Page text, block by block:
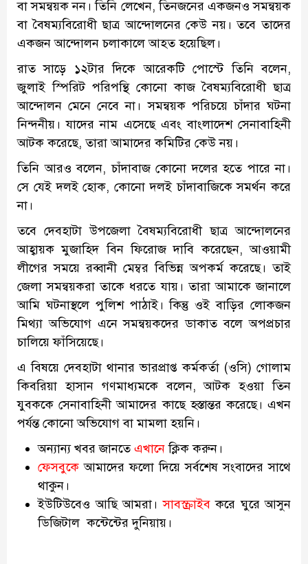
বা সমন্বয়ক নন। তিনি লেখেন, তিনজনের একজনও সমন্বয়ক
বা বৈষম্যবিরোধী ছাত্র আন্দোলনের কেউ নয়। তবে তাদের
একজন আন্দোলন চলাকালে আহত হয়েছিল।
রাত সাড়ে ১২টার দিকে আরেকটি পোস্টে তিনি বলেন,
জুলাই স্পিরিট পরিপন্থি কোনো কাজ বৈষম্যবিরোধী ছাত্র
আন্দোলন মেনে নেবে না। সমন্বয়ক পরিচয়ে চাঁদার ঘটনা
নিন্দনীয়। যাদের নাম এসেছে এবং বাংলাদেশ সেনাবাহিনী
আটক করেছে, তারা আমাদের কমিটির কেউ নয়।
তিনি আরও বলেন, চাঁদাবাজ কোনো দলের হতে পারে না।
সে যেই দলই হোক, কোনো দলই চাঁদাবাজিকে সমর্থন করে
না।
তবে দেবহাটা উপজেলা বৈষম্যবিরোধী ছাত্র আন্দোলনের
আহ্বায়ক মুজাহিদ বিন ফিরোজ দাবি করেছেন, আওয়ামী
লীগের সময়ে রব্বানী মেম্বর বিভিন্ন অপকর্ম করেছে। তাই
জেলা সমন্বয়করা তাকে ধরতে যায়। তারা আমাকে জানালে
আমি ঘটনাস্থলে পুলিশ পাঠাই। কিন্তু ওই বাড়ির লোকজন
মিথ্যা অভিযোগ এনে সমন্বয়কদের ডাকাত বলে অপপ্রচার
চালিয়ে ফাঁসিয়েছে।
এ বিষয়ে দেবহাটা থানার ভারপ্রাপ্ত কর্মকর্তা (ওসি) গোলাম
কিবরিয়া হাসান গণমাধ্যমকে বলেন, আটক হওয়া তিন
যুবককে সেনাবাহিনী আমাদের কাছে হস্তান্তর করেছে। এখন
পর্যন্ত কোনো অভিযোগ বা মামলা হয়নি।
অন্যান্য খবর জানতে এখানে ক্লিক করুন।
ফেসবুকে আমাদের ফলো দিয়ে সর্বশেষ সংবাদের সাথে
থাকুন।
ইউটিউবেও আছি আমরা। সাবস্ক্রাইব করে ঘুরে আসুন
ডিজিটাল কন্টেন্টের দুনিয়ায়।